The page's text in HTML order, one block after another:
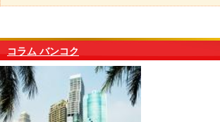
コラム バンコク